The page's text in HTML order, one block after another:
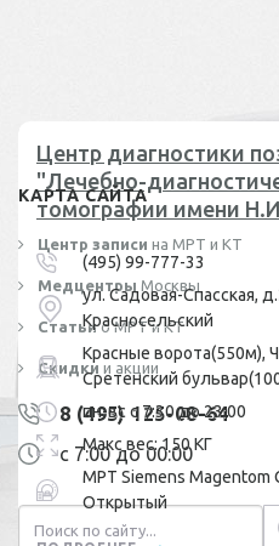
Центр диагностики
"Лечебно-
томографии имени
(495) 99-777-33
ул. Садовая-Спасская,
Красносельский
Красные ворота(550м),
Сретенский
пн-вс с 7:30 до 23:00
Макс вес: 150 КГ
МРТ Siemens Magentom
Открытый
КАРТА САЙТА
Центр записи на МРТ и КТ
Медцентры Москвы
Статьи о МРТ и КТ
Скидки и акции
8 (495) 125-08-64
с 7:00 до 00:00